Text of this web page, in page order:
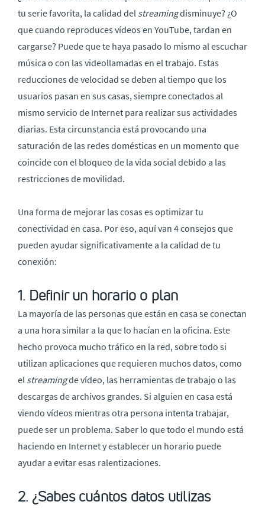
tu serie favorita, la calidad del streamingdisminuye? ¿O
que cuando reproduces vídeos en YouTube, tardan en
cargarse? Puede que te haya pasado lo mismo al escuchar
música o con las videollamadas en el trabajo. Estas
reducciones de velocidad se deben al tiempo que los
usuarios pasan en sus casas, siempre conectados al
mismo servicio de Internet para realizar sus actividades
diarias. Esta circunstancia está provocando una
saturación de las redes domésticas en un momento que
coincide con el bloqueo de la vida social debido a las
restricciones de movilidad.
Una forma de mejorar las cosas es optimizar tu
conectividad en casa. Por eso, aquí van 4 consejos que
pueden ayudar significativamente a la calidad de tu
conexión:
1. Definir un horario o plan
La mayoría de las personas que están en casa se conectan
a una hora similar a la que lo hacían en la oficina. Este
hecho provoca mucho tráfico en la red, sobre todo si
utilizan aplicaciones que requieren muchos datos, como
el streamingde vídeo, las herramientas de trabajo o las
descargas de archivos grandes. Si alguien en casa está
viendo vídeos mientras otra persona intenta trabajar,
puede ser un problema. Saber lo que todo el mundo está
haciendo en Internet y establecer un horario puede
ayudar a evitar esas ralentizaciones.
2. ¿Sabes cuántos datos utilizas